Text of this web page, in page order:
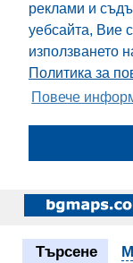
реклами и
уебсайта, Вие
използването
Политика за
Повече
Търсене